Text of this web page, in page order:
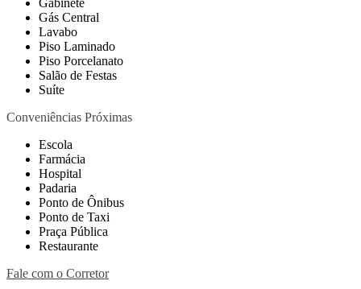
Gabinete
Gás Central
Lavabo
Piso Laminado
Piso Porcelanato
Salão de Festas
Suíte
Conveniências Próximas
Escola
Farmácia
Hospital
Padaria
Ponto de Ônibus
Ponto de Taxi
Praça Pública
Restaurante
Fale com o Corretor